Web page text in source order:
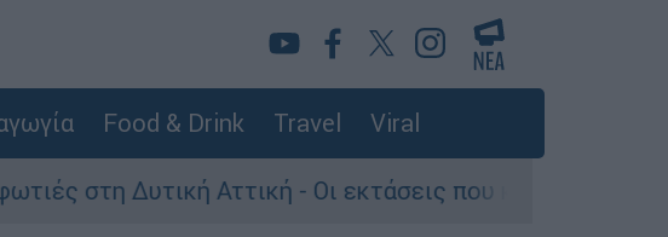
Food & Drink Travel Viral
Δυτική Αττική - Οι εκτάσεις που κάηκαν και η επόμενη